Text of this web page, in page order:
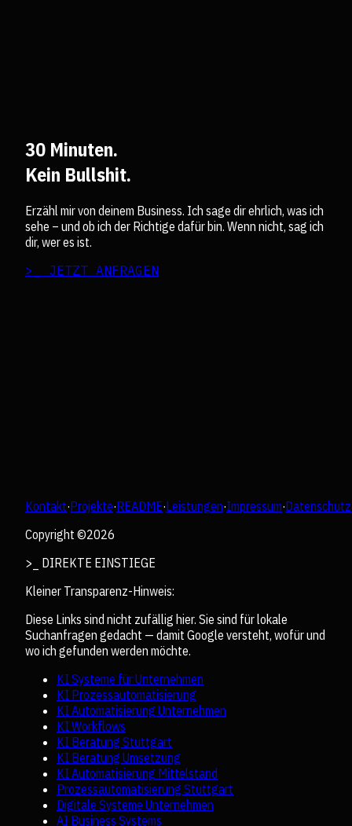
30 Minuten.
Kein Bullshit.
Erzähl mir von deinem Business. Ich sage dir ehrlich, was ich
sehe – und ob ich der Richtige dafür bin. Wenn nicht, sag ich
dir, wer es ist.
>_ JETZT ANFRAGEN
Kontakt·Projekte·README·Leistungen·Impressum·Datenschutz
Copyright ©2026
>_ DIREKTE EINSTIEGE
Kleiner Transparenz-Hinweis:
Diese Links sind nicht zufällig hier. Sie sind für lokale
Suchanfragen gedacht — damit Google versteht, wofür und
wo ich gefunden werden möchte.
KI Systeme für Unternehmen
KI Prozessautomatisierung
KI Automatisierung Unternehmen
KI Workflows
KI Beratung Stuttgart
KI Beratung Umsetzung
KI Automatisierung Mittelstand
Prozessautomatisierung Stuttgart
Digitale Systeme Unternehmen
AI Business Systems